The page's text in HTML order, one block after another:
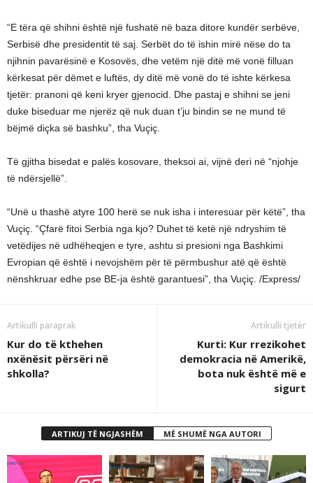
“E tëra që shihni është një fushatë në baza ditore kundër serbëve,
Serbisë dhe presidentit të saj. Serbët do të ishin mirë nëse do ta
njihnin pavarësinë e Kosovës, dhe vetëm një ditë më vonë filluan
kërkesat për dëmet e luftës, dy ditë më vonë do të ishte kërkesa
tjetër: pranoni që keni kryer gjenocid. Dhe pastaj e shihni se jeni
duke biseduar me njerëz që nuk duan t’ju bindin se ne mund të
bëjmë diçka së bashku”, tha Vuçiç.
Të gjitha bisedat e palës kosovare, theksoi ai, vijnë deri në “njohje
të ndërsjellë”.
“Unë u thashë atyre 100 herë se nuk isha i interesuar për këtë”, tha
Vuçiç. “Çfarë fitoi Serbia nga kjo? Duhet të ketë një ndryshim të
vetëdijes në udhëheqjen e tyre, ashtu si presioni nga Bashkimi
Evropian që është i nevojshëm për të përmbushur atë që është
nënshkruar edhe pse BE-ja është garantuesi”, tha Vuçiç. /Express/
Artikulli paraprak
Kur do të kthehen
nxënësit përsëri në
shkolla?
Artikulli tjetër
Kurti: Kur rrezikohet
demokracia në Amerikë,
bota nuk është më e
sigurt
ARTIKUJ TË NGJASHËM MË SHUMË NGA AUTORI